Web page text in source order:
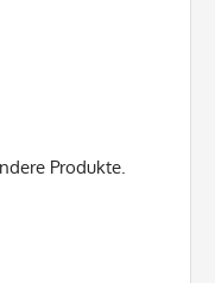
Produkte.